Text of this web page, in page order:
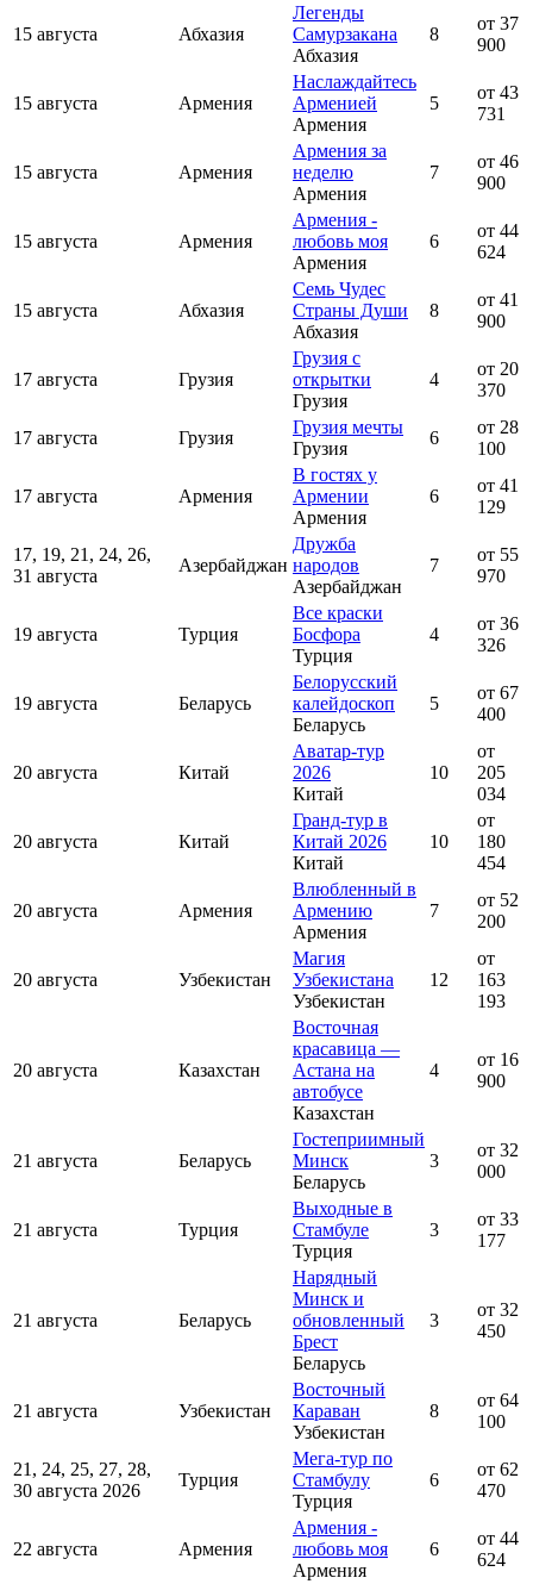
15 августа Абхазия
Легенды
Самурзакана
Абхазия
8
от 37
900
15 августа Армения
Наслаждайтесь
Арменией
Армения
5
от 43
731
15 августа Армения
Армения за
неделю
Армения
7
от 46
900
15 августа Армения
Армения -
любовь моя
Армения
6
от 44
624
15 августа Абхазия
Семь Чудес
Страны Души
Абхазия
8
от 41
900
17 августа Грузия
Грузия с
открытки
Грузия
4
от 20
370
17 августа Грузия
Грузия мечты
Грузия
6
от 28
100
17 августа Армения
В гостях у
Армении
Армения
6
от 41
129
17, 19, 21, 24, 26,
31 августа
Азербайджан
Дружба
народов
Азербайджан
7
от 55
970
19 августа Турция
Все краски
Босфора
Турция
4
от 36
326
19 августа Беларусь
Белорусский
калейдоскоп
Беларусь
5
от 67
400
20 августа Китай
Аватар-тур
2026
Китай
10
от
205
034
20 августа Китай
Гранд-тур в
Китай 2026
Китай
10
от
180
454
20 августа Армения
Влюбленный в
Армению
Армения
7
от 52
200
20 августа Узбекистан
Магия
Узбекистана
Узбекистан
12
от
163
193
20 августа Казахстан
Восточная
красавица —
Астана на
автобусе
Казахстан
4
от 16
900
21 августа Беларусь
Гостеприимный
Минск
Беларусь
3
от 32
000
21 августа Турция
Выходные в
Стамбуле
Турция
3
от 33
177
21 августа Беларусь
Нарядный
Минск и
обновленный
Брест
Беларусь
3
от 32
450
21 августа Узбекистан
Восточный
Караван
Узбекистан
8
от 64
100
21, 24, 25, 27, 28,
30 августа 2026
Турция
Мега-тур по
Стамбулу
Турция
6
от 62
470
22 августа Армения
Армения -
любовь моя
Армения
6
от 44
624